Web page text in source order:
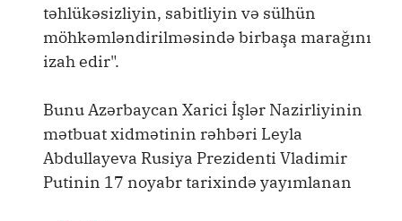
təhlükəsizliyin, sabitliyin və sülhün
möhkəmləndirilməsində birbaşa marağını
izah edir".
Bunu Azərbaycan Xarici İşlər Nazirliyinin
mətbuat xidmətinin rəhbəri Leyla
Abdullayeva Rusiya Prezidenti Vladimir
Putinin 17 noyabr tarixində yayımlanan